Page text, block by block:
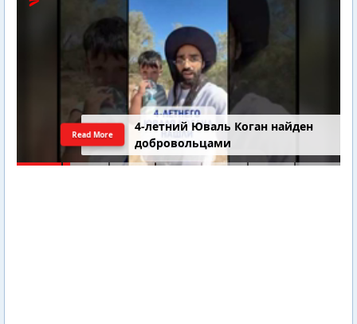
4-летний Юваль Коган найден
добровольцами
Read More